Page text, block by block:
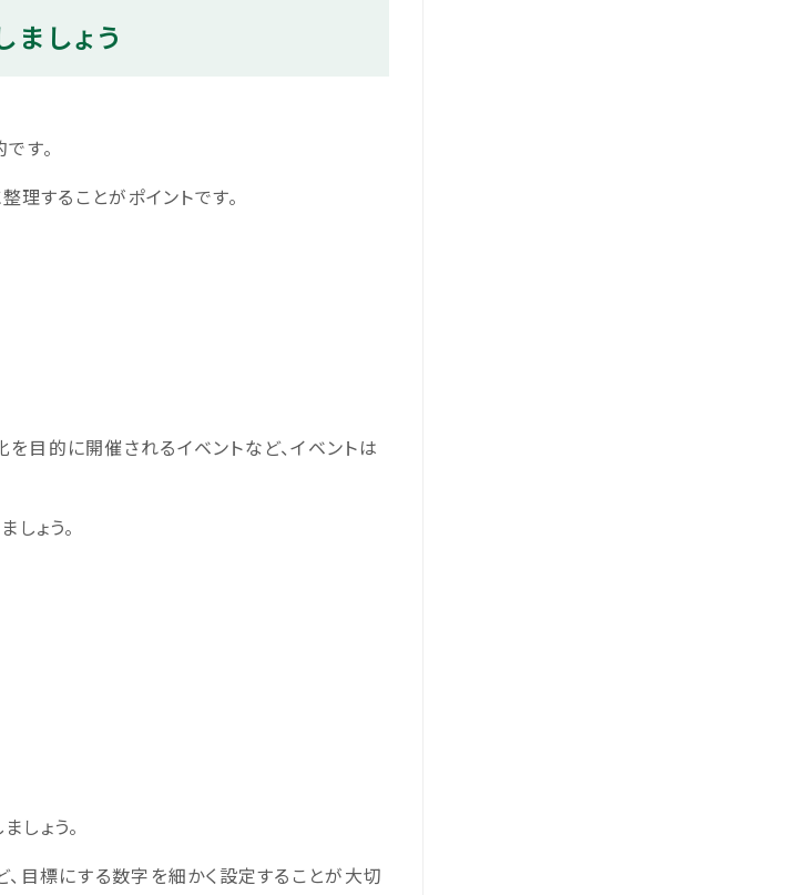
しょう
す。
することがポイントです。
目的に開催されるイベントなど、イベントは
ょう。
ょう。
標にする数字を細かく設定することが大切